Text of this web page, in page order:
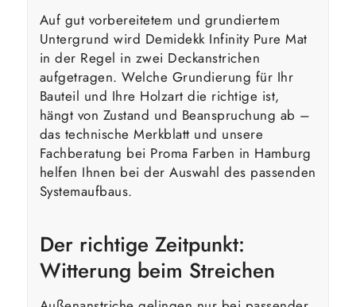
Auf gut vorbereitetem und grundiertem
Untergrund wird Demidekk Infinity Pure Mat
in der Regel in zwei Deckanstrichen
aufgetragen. Welche Grundierung für Ihr
Bauteil und Ihre Holzart die richtige ist,
hängt von Zustand und Beanspruchung ab –
das technische Merkblatt und unsere
Fachberatung bei Proma Farben in Hamburg
helfen Ihnen bei der Auswahl des passenden
Systemaufbaus.
Der richtige Zeitpunkt:
Witterung beim Streichen